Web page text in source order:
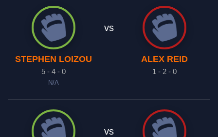
STEPHEN LOIZOU
5 - 4 - 0
N/A
vs
ALEX REID
1 - 2 - 0
vs